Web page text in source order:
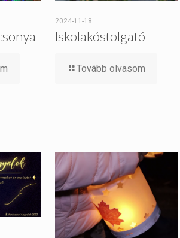
2024-11-18
Iskolakóstolgató
Tovább olvasom